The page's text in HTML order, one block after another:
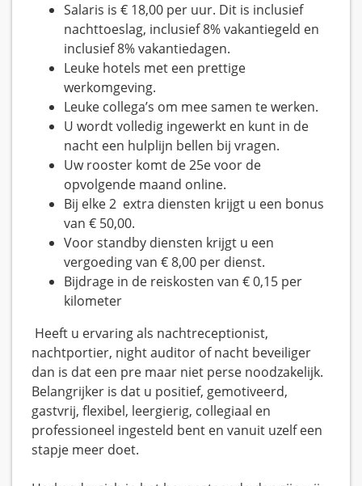
Salaris is € 18,00 per uur. Dit is inclusief
nachttoeslag, inclusief 8% vakantiegeld en
inclusief 8% vakantiedagen.
Leuke hotels met een prettige
werkomgeving.
Leuke collega’s om mee samen te werken.
U wordt volledig ingewerkt en kunt in de
nacht een hulplijn bellen bij vragen.
Uw rooster komt de 25e voor de
opvolgende maand online.
Bij elke 2 extra diensten krijgt u een bonus
van € 50,00.
Voor standby diensten krijgt u een
vergoeding van € 8,00 per dienst.
Bijdrage in de reiskosten van € 0,15 per
kilometer
Heeft u ervaring als nachtreceptionist,
nachtportier, night auditor of nacht beveiliger
dan is dat een pre maar niet perse noodzakelijk.
Belangrijker is dat u positief, gemotiveerd,
gastvrij, flexibel, leergierig, collegiaal en
professioneel ingesteld bent en vanuit uzelf een
stapje meer doet.